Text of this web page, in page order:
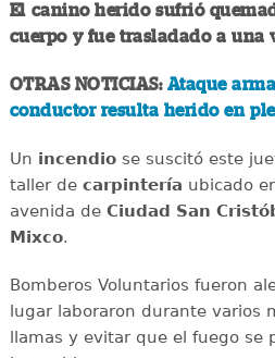
El canino herido sufrió
cuerpo y fue trasladado a una
OTRAS NOTICIAS: Ataque
conductor resulta herido en
Un incendiose suscitó este
taller de carpintería ubicado
avenida de Ciudad San
Mixco.
Bomberos Voluntarios fueron
lugar laboraron durante varios
llamas y evitar que el fuego se